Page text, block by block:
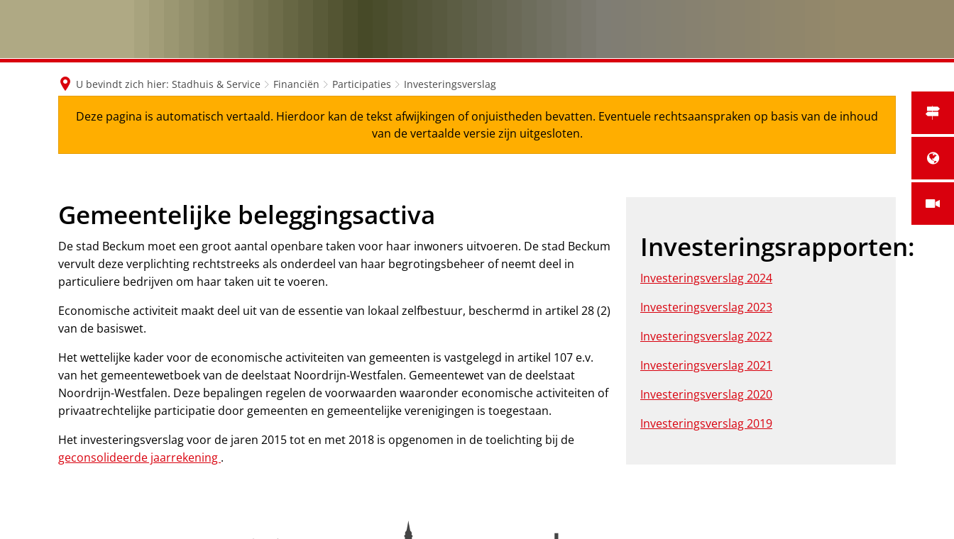
U bevindt zich hier: Stadhuis & Service Financiën Participaties Investeringsverslag
Deze pagina is automatisch vertaald. Hierdoor kan de tekst afwijkingen of onjuistheden bevatten. Eventuele rechtsaanspraken op basis van de inhoud
van de vertaalde versie zijn uitgesloten.
Gemeentelijke beleggingsactiva
De stad Beckum moet een groot aantal openbare taken voor haar inwoners uitvoeren. De stad Beckum
vervult deze verplichting rechtstreeks als onderdeel van haar begrotingsbeheer of neemt deel in
particuliere bedrijven om haar taken uit te voeren.
Economische activiteit maakt deel uit van de essentie van lokaal zelfbestuur, beschermd in artikel 28 (2)
van de basiswet.
Het wettelijke kader voor de economische activiteiten van gemeenten is vastgelegd in artikel 107 e.v.
van het gemeentewetboek van de deelstaat Noordrijn-Westfalen. Gemeentewet van de deelstaat
Noordrijn-Westfalen. Deze bepalingen regelen de voorwaarden waaronder economische activiteiten of
privaatrechtelijke participatie door gemeenten en gemeentelijke verenigingen is toegestaan.
Het investeringsverslag voor de jaren 2015 tot en met 2018 is opgenomen in de toelichting bij de
geconsolideerde jaarrekening .
Investeringsrapporten:
Investeringsverslag 2024
Investeringsverslag 2023
Investeringsverslag 2022
Investeringsverslag 2021
Investeringsverslag 2020
Investeringsverslag 2019